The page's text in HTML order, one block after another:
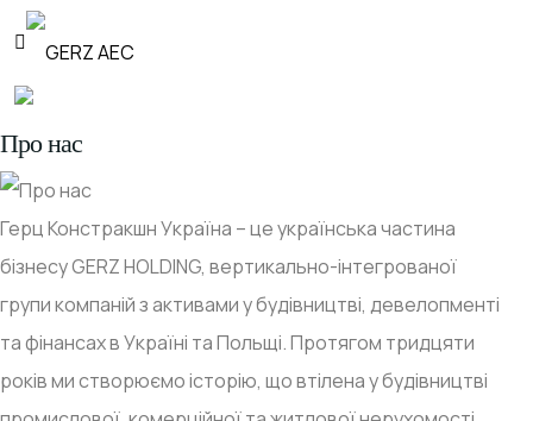
Про нас
Герц Констракшн Україна – це українська частина
бізнесу GERZ HOLDING, вертикально-інтегрованої
групи компаній з активами у будівництві, девелопменті
та фінансах в Україні та Польщі. Протягом тридцяти
років ми створюємо історію, що втілена у будівництві